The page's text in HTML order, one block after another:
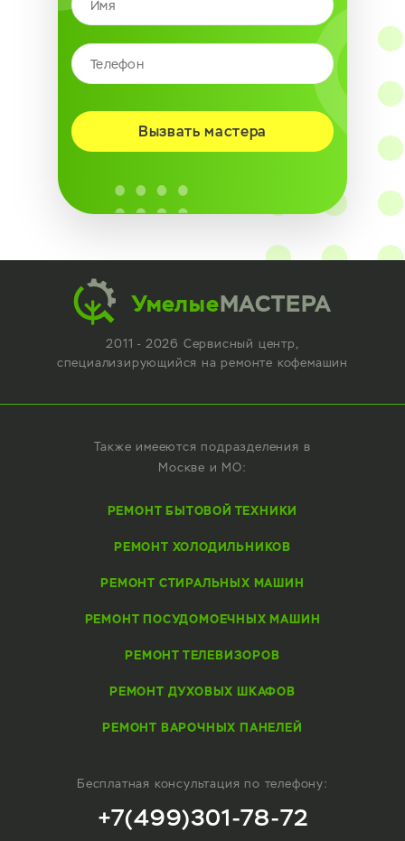
Вызвать мастера
УмелыеМАСТЕРА
2011 - 2026 Сервисный центр,
специализирующийся на ремонте кофемашин
Также имееются подразделения в
Москве и МО:
РЕМОНТ БЫТОВОЙ ТЕХНИКИ
РЕМОНТ ХОЛОДИЛЬНИКОВ
РЕМОНТ СТИРАЛЬНЫХ МАШИН
РЕМОНТ ПОСУДОМОЕЧНЫХ МАШИН
РЕМОНТ ТЕЛЕВИЗОРОВ
РЕМОНТ ДУХОВЫХ ШКАФОВ
РЕМОНТ ВАРОЧНЫХ ПАНЕЛЕЙ
Бесплатная консультация по телефону:
+7(499)301-78-72